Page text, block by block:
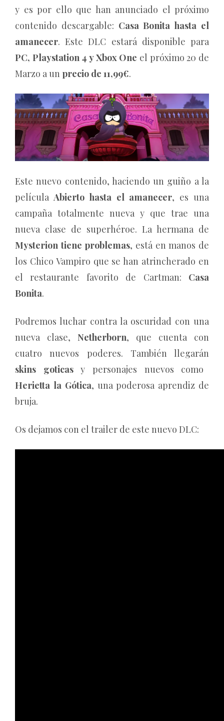
y es por ello que han anunciado el próximo
contenido descargable: Casa Bonita hasta el
amanecer. Este DLC estará disponible para
PC, Playstation 4 y Xbox One el próximo 20 de
Marzo a un precio de 11,99€.
Este nuevo contenido, haciendo un guiño a la
película Abierto hasta el amanecer, es una
campaña totalmente nueva y que trae una
nueva clase de superhéroe. La hermana de
Mysterion tiene problemas, está en manos de
los Chico Vampiro que se han atrincherado en
el restaurante favorito de Cartman: Casa
Bonita.
Podremos luchar contra la oscuridad con una
nueva clase, Netherborn, que cuenta con
cuatro nuevos poderes. También llegarán
skins goticasy personajes nuevos como
Herietta la Gótica, una poderosa aprendiz de
bruja.
Os dejamos con el trailer de este nuevo DLC: